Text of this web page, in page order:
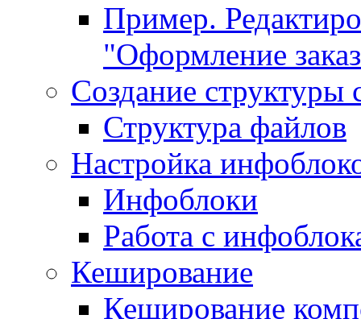
Пример.
"Оформление
Создание структуры
Структура файлов
Настройка
Инфоблоки
Работа с
Кеширование
Кеширование